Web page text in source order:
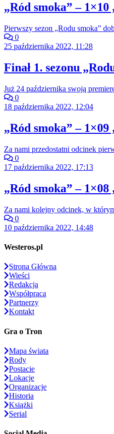
„Ród smoka” –
Pierwszy sezon „Rodu smoka”
0
25 października 2022, 11:28
Finał 1. sezonu
Już 24 października swoją
0
18 października 2022, 12:04
„Ród smoka” –
Za nami przedostatni odcinek
0
17 października 2022, 17:13
„Ród smoka” –
Za nami kolejny odcinek, w
0
10 października 2022, 14:48
Westeros.pl
Strona Główna
Wieści
Redakcja
Współpraca
Partnerzy
Kontakt
Gra o Tron
Mapa świata
Rody
Postacie
Lokacje
Organizacje
Historia
Książki
Serial